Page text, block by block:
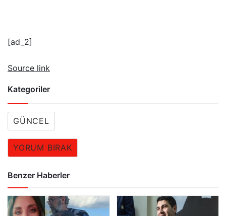
[ad_2]
Source link
Kategoriler
GÜNCEL
YORUM BIRAK
Benzer Haberler